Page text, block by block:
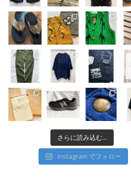
さらに読み込む...
Instagram でフォロー